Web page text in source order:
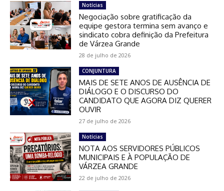
Notícias
Negociação sobre gratificação da
equipe gestora termina sem avanço e
sindicato cobra definição da Prefeitura
de Várzea Grande
28 de julho de 2026
CONJUNTURA
MAIS DE SETE ANOS DE AUSÊNCIA DE
DIÁLOGO E O DISCURSO DO
CANDIDATO QUE AGORA DIZ QUERER
OUVIR
27 de julho de 2026
Notícias
NOTA AOS SERVIDORES PÚBLICOS
MUNICIPAIS E À POPULAÇÃO DE
VÁRZEA GRANDE
22 de julho de 2026